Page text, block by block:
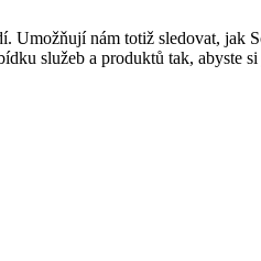
nám totiž sledovat, jak
služeb a produktů tak, abyste